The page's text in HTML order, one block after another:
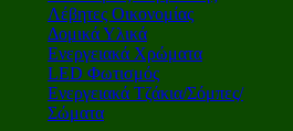
Λέβητες Οικονομίας
Δομικά Υλικά
Ενεργειακά Χρώματα
LED Φωτισμός
Ενεργειακά Τζάκια/Σόμπες/
Σώματα